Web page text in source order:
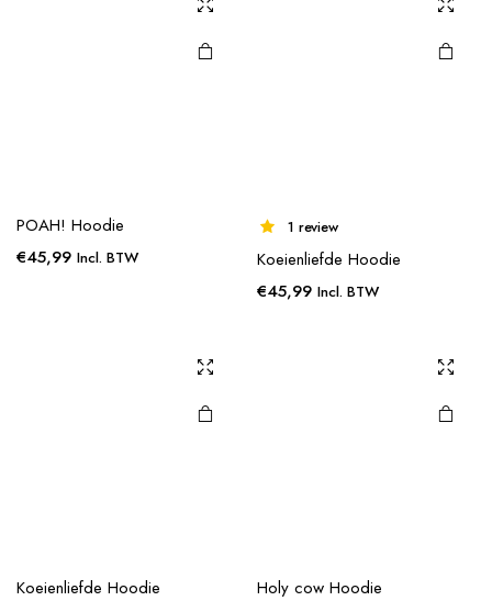
POAH! Hoodie
€45,99 Incl. BTW
1 review
Koeienliefde Hoodie
€45,99 Incl. BTW
Koeienliefde Hoodie
Holy cow Hoodie